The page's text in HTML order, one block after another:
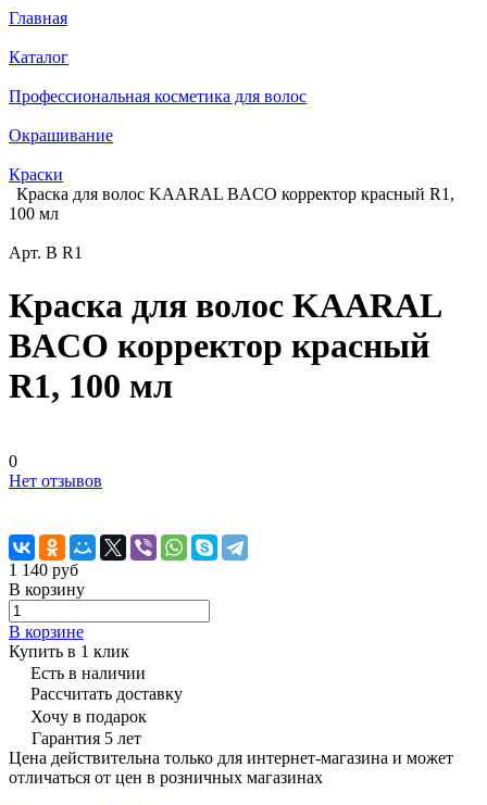
Главная
Каталог
Профессиональная косметика для волос
Окрашивание
Краски
Краска для волос KAARAL BACO корректор красный R1,
100 мл
Арт. B R1
Краска для волос KAARAL
BACO корректор красный
R1, 100 мл
0
Нет отзывов
1 140 руб
В корзину
В корзине
Купить в 1 клик
Есть в наличии
Рассчитать доставку
Хочу в подарок
Гарантия 5 лет
Цена действительна только для интернет-магазина и может
отличаться от цен в розничных магазинах